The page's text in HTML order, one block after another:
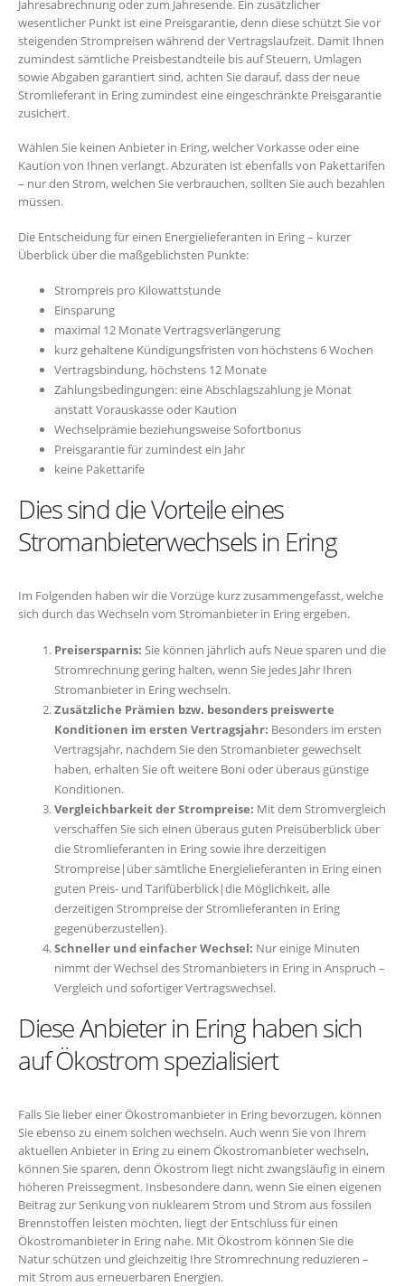
Jahresabrechnung oder zum Jahresende. Ein zusätzlicher
wesentlicher Punkt ist eine Preisgarantie, denn diese schützt Sie vor
steigenden Strompreisen während der Vertragslaufzeit. Damit Ihnen
zumindest sämtliche Preisbestandteile bis auf Steuern, Umlagen
sowie Abgaben garantiert sind, achten Sie darauf, dass der neue
Stromlieferant in Ering zumindest eine eingeschränkte Preisgarantie
zusichert.
Wählen Sie keinen Anbieter in Ering, welcher Vorkasse oder eine
Kaution von Ihnen verlangt. Abzuraten ist ebenfalls von Pakettarifen
– nur den Strom, welchen Sie verbrauchen, sollten Sie auch bezahlen
müssen.
Die Entscheidung für einen Energielieferanten in Ering – kurzer
Überblick über die maßgeblichsten Punkte:
Strompreis pro Kilowattstunde
Einsparung
maximal 12 Monate Vertragsverlängerung
kurz gehaltene Kündigungsfristen von höchstens 6 Wochen
Vertragsbindung, höchstens 12 Monate
Zahlungsbedingungen: eine Abschlagszahlung je Monat
anstatt Vorauskasse oder Kaution
Wechselprämie beziehungsweise Sofortbonus
Preisgarantie für zumindest ein Jahr
keine Pakettarife
Dies sind die Vorteile eines
Stromanbieterwechsels in Ering
Im Folgenden haben wir die Vorzüge kurz zusammengefasst, welche
sich durch das Wechseln vom Stromanbieter in Ering ergeben.
Preisersparnis: Sie können jährlich aufs Neue sparen und die
Stromrechnung gering halten, wenn Sie jedes Jahr Ihren
Stromanbieter in Ering wechseln.
Zusätzliche Prämien bzw. besonders preiswerte
Konditionen im ersten Vertragsjahr: Besonders im ersten
Vertragsjahr, nachdem Sie den Stromanbieter gewechselt
haben, erhalten Sie oft weitere Boni oder überaus günstige
Konditionen.
Vergleichbarkeit der Strompreise: Mit dem Stromvergleich
verschaffen Sie sich einen überaus guten Preisüberblick über
die Stromlieferanten in Ering sowie ihre derzeitigen
Strompreise|über sämtliche Energielieferanten in Ering einen
guten Preis- und Tarifüberblick|die Möglichkeit, alle
derzeitigen Strompreise der Stromlieferanten in Ering
gegenüberzustellen}.
Schneller und einfacher Wechsel: Nur einige Minuten
nimmt der Wechsel des Stromanbieters in Ering in Anspruch –
Vergleich und sofortiger Vertragswechsel.
Diese Anbieter in Ering haben sich
auf Ökostrom spezialisiert
Falls Sie lieber einer Ökostromanbieter in Ering bevorzugen, können
Sie ebenso zu einem solchen wechseln. Auch wenn Sie von Ihrem
aktuellen Anbieter in Ering zu einem Ökostromanbieter wechseln,
können Sie sparen, denn Ökostrom liegt nicht zwangsläufig in einem
höheren Preissegment. Insbesondere dann, wenn Sie einen eigenen
Beitrag zur Senkung von nuklearem Strom und Strom aus fossilen
Brennstoffen leisten möchten, liegt der Entschluss für einen
Ökostromanbieter in Ering nahe. Mit Ökostrom können Sie die
Natur schützen und gleichzeitig Ihre Stromrechnung reduzieren –
mit Strom aus erneuerbaren Energien.